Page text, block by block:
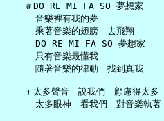
   ＃DO RE MI FA SO 夢想家
     音樂裡有我的夢
     乘著音樂的翅膀　去飛翔
     DO RE MI FA SO 夢想家
     只有音樂最懂我
     隨著音樂的律動　找到真我
   ＋太多聲音　說我們　顧慮得太多
     太多眼神　看我們　對音樂執著